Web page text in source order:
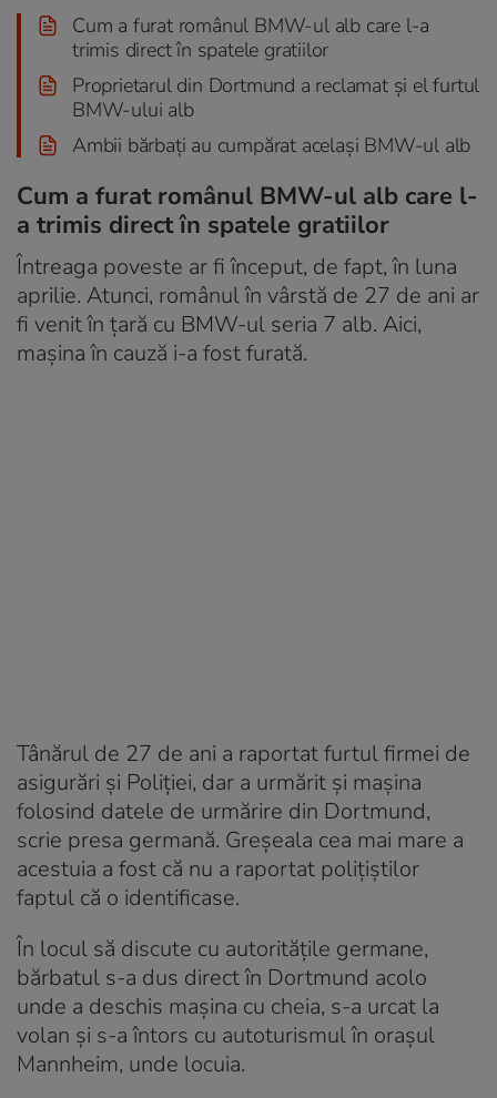
Cum a furat românul BMW-ul alb care l-a
trimis direct în spatele gratiilor
Proprietarul din Dortmund a reclamat și el furtul
BMW-ului alb
Ambii bărbați au cumpărat același BMW-ul alb
Cum a furat românul BMW-ul alb care l-
a trimis direct în spatele gratiilor
Întreaga poveste ar fi început, de fapt, în luna
aprilie. Atunci, românul în vârstă de 27 de ani ar
fi venit în țară cu BMW-ul seria 7 alb. Aici,
mașina în cauză i-a fost furată.
Tânărul de 27 de ani a raportat furtul firmei de
asigurări și Poliției, dar a urmărit și mașina
folosind datele de urmărire din Dortmund,
scrie presa germană. Greșeala cea mai mare a
acestuia a fost că nu a raportat polițiștilor
faptul că o identificase.
În locul să discute cu autoritățile germane,
bărbatul s-a dus direct în Dortmund acolo
unde a deschis mașina cu cheia, s-a urcat la
volan și s-a întors cu autoturismul în orașul
Mannheim, unde locuia.